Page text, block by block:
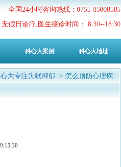
全国24小时咨询热线：0755-85008585
无假日诊疗,医生接诊时间： 8:30--18:30
科心大案例 科心大地址
大专注失眠抑郁 > 怎么预防心理疾